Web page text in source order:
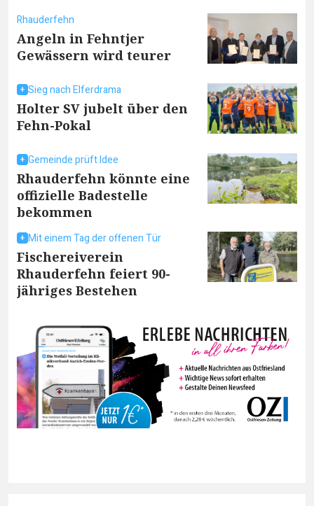
Rhauderfehn
Angeln in Fehntjer
Gewässern wird teurer
Sieg nach Elferdrama
Holter SV jubelt über den
Fehn-Pokal
Gemeinde prüft Idee
Rhauderfehn könnte eine
offizielle Badestelle
bekommen
Mit einem Tag der offenen Tür
Fischereiverein
Rhauderfehn feiert 90-
jähriges Bestehen